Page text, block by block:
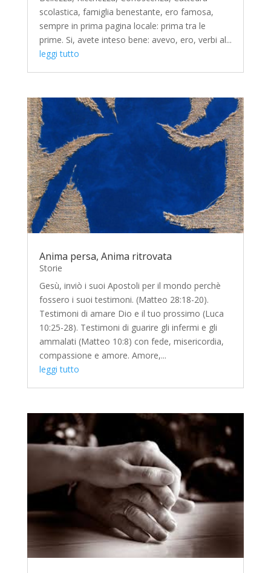
scolastica, famiglia benestante, ero famosa,
sempre in prima pagina locale: prima tra le
prime. Si, avete inteso bene: avevo, ero, verbi al...
leggi tutto
Anima persa, Anima ritrovata
Storie
Gesù, inviò i suoi Apostoli per il mondo perchè
fossero i suoi testimoni. (Matteo 28:18-20).
Testimoni di amare Dio e il tuo prossimo (Luca
10:25-28). Testimoni di guarire gli infermi e gli
ammalati (Matteo 10:8) con fede, misericordia,
compassione e amore. Amore,...
leggi tutto